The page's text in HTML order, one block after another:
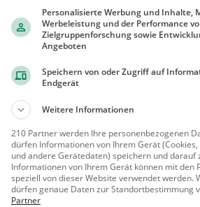
Bücherregal Bludenz
Bücherregal Bludenz ist
in Bludenz und die
Hier kannst du ganz
Bücher mitnehmen,
alten Bücher abgeben.
- es gibt kein festes
täglich.
Mehr erfahren
Personalisierte Werbung und Inhalte,
Werbeleistung und der Performance
Zielgruppenforschung sowie
Angeboten
Speichern von oder Zugriff auf
Endgerät
Weitere Informationen
210 Partner werden Ihre personenbezogenen
dürfen Informationen von Ihrem Gerät
und andere Gerätedaten) speichern und darauf
Informationen von Ihrem Gerät können mit den
speziell von dieser Website verwendet werden.
dürfen genaue Daten zur Standortbestimmung
Partner